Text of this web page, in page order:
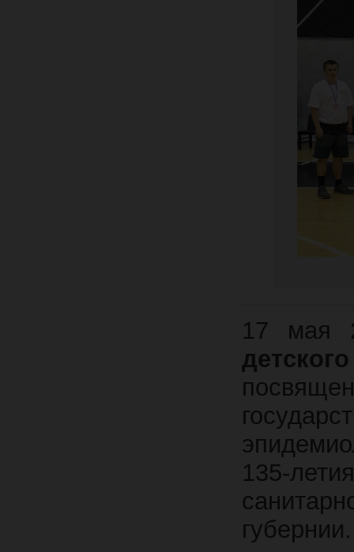
17 мая
135-
губернии.